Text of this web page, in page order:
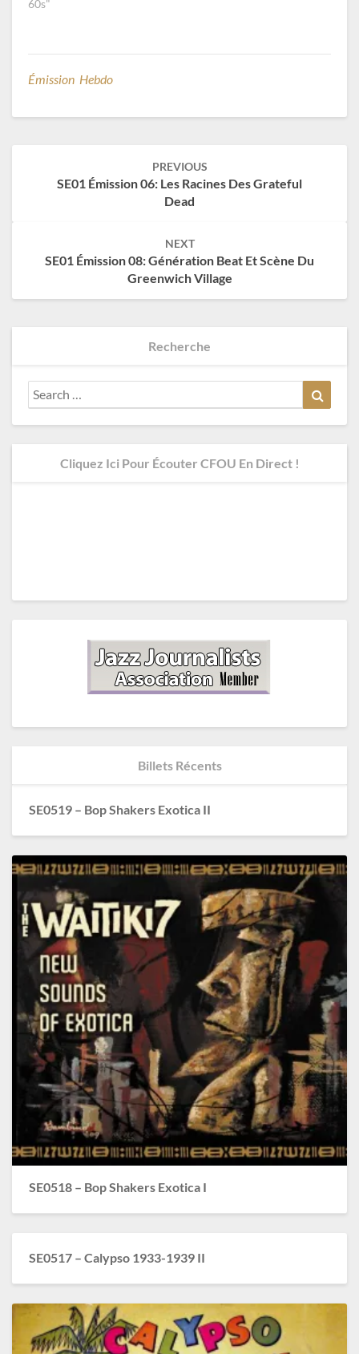
60s"
Émission Hebdo
PREVIOUS
SE01 Émission 06: Les Racines Des Grateful
Dead
NEXT
SE01 Émission 08: Génération Beat Et Scène Du
Greenwich Village
Recherche
Search
for:
Cliquez Ici Pour Écouter CFOU En Direct !
Billets Récents
SE0519 – Bop Shakers Exotica II
SE0518 – Bop Shakers Exotica I
SE0517 – Calypso 1933-1939 II